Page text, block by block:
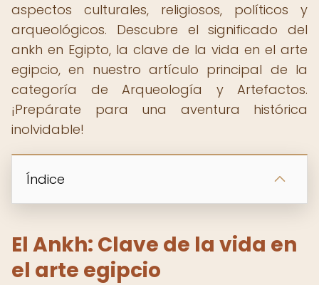
aspectos culturales, religiosos, políticos y
arqueológicos. Descubre el significado del
ankh en Egipto, la clave de la vida en el arte
egipcio, en nuestro artículo principal de la
categoría de Arqueología y Artefactos.
¡Prepárate para una aventura histórica
inolvidable!
Índice
El Ankh: Clave de la vida en
el arte egipcio